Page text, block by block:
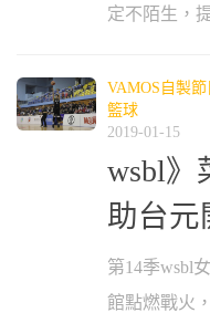
定不陌生，
VAMOS自製節
籃球
2019-01-15
wsbl》
助台元
第14季wsbl
館點燃戰火